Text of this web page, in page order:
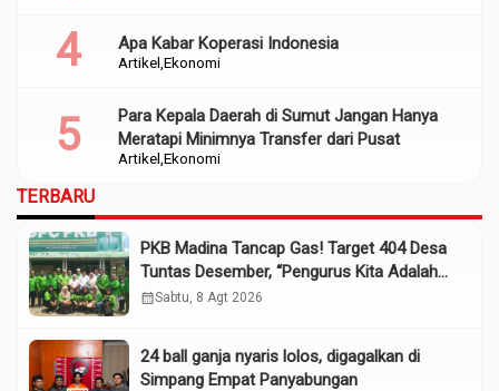
Artikel Ekonomi
Apa Kabar Koperasi Indonesia
Artikel Ekonomi
Para Kepala Daerah di Sumut Jangan Hanya
Meratapi Minimnya Transfer dari Pusat
TERBARU
PKB Madina Tancap Gas! Target 404 Desa
Tuntas Desember, “Pengurus Kita Adalah
Tokoh”
calendar_monthSabtu, 8 Agt 2026
24 ball ganja nyaris lolos, digagalkan di
Simpang Empat Panyabungan